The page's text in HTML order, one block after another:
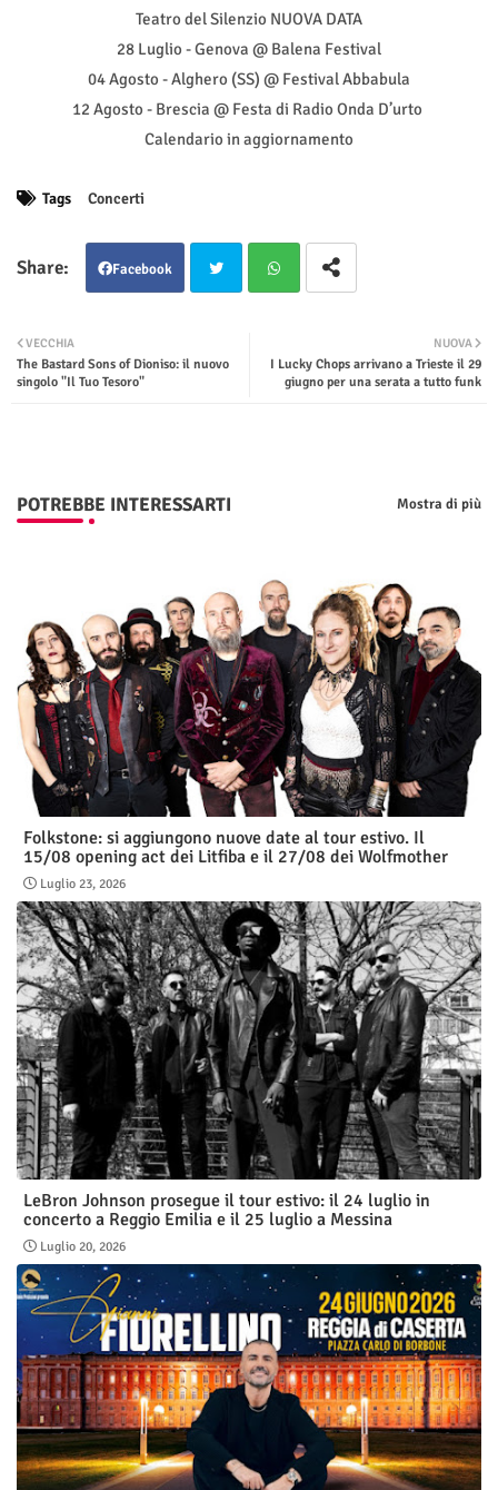
Teatro del Silenzio NUOVA DATA
28 Luglio - Genova @ Balena Festival
04 Agosto - Alghero (SS) @ Festival Abbabula
12 Agosto - Brescia @ Festa di Radio Onda D’urto
Calendario in aggiornamento
Tags Concerti
Facebook
ter tsap
NUOVA
I Lucky Chops arrivano a Trieste il 29
giugno per una serata a tutto funk
VECCHIA
The Bastard Sons of Dioniso: il nuovo
singolo "Il Tuo Tesoro"
POTREBBE INTERESSARTI Mostra di più
Folkstone: si aggiungono nuove date al tour estivo. Il
15/08 opening act dei Litfiba e il 27/08 dei Wolfmother
Luglio 23, 2026
LeBron Johnson prosegue il tour estivo: il 24 luglio in
concerto a Reggio Emilia e il 25 luglio a Messina
Luglio 20, 2026